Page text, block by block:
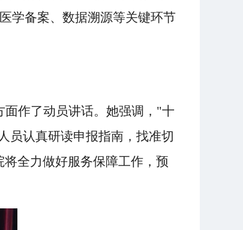
学备案、数据溯源等关键环节
作了动员讲话。她强调，"十
员认真研读申报指南，找准切
全力做好服务保障工作，预